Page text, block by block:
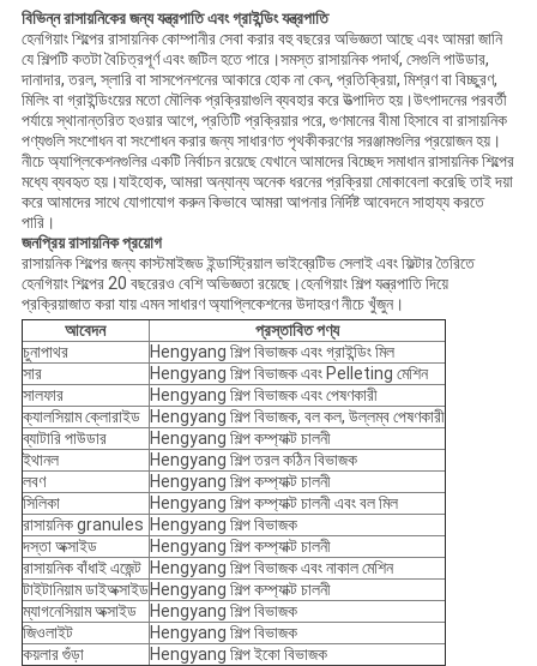
বিভিন্ন রাসায়নিকের জন্য যন্ত্রপাতি এবং গ্রাইন্ডিং যন্ত্রপাতি
হেনগিয়াং শিল্পের রাসায়নিক কোম্পানীর সেবা করার বহু বছরের অভিজ্ঞতা আছে এবং আমরা জানি
যে শিল্পটি কতটা বৈচিত্রপূর্ণ এবং জটিল হতে পারে।সমস্ত রাসায়নিক পদার্থ, সেগুলি পাউডার,
দানাদার, তরল, স্লারি বা সাসপেনশনের আকারে হোক না কেন, প্রতিক্রিয়া, মিশ্রণ বা বিচ্ছুরণ,
মিলিং বা গ্রাইন্ডিংয়ের মতো মৌলিক প্রক্রিয়াগুলি ব্যবহার করে উত্পাদিত হয়।উৎপাদনের পরবর্তী
পর্যায়ে স্থানান্তরিত হওয়ার আগে, প্রতিটি প্রক্রিয়ার পরে, গুণমানের বীমা হিসাবে বা রাসায়নিক
পণ্যগুলি সংশোধন বা সংশোধন করার জন্য সাধারণত পৃথকীকরণের সরঞ্জামগুলির প্রয়োজন হয়।
নীচে অ্যাপ্লিকেশনগুলির একটি নির্বাচন রয়েছে যেখানে আমাদের বিচ্ছেদ সমাধান রাসায়নিক শিল্পের
মধ্যে ব্যবহৃত হয়।যাইহোক, আমরা অন্যান্য অনেক ধরনের প্রক্রিয়া মোকাবেলা করেছি তাই দয়া
করে আমাদের সাথে যোগাযোগ করুন কিভাবে আমরা আপনার নির্দিষ্ট আবেদনে সাহায্য করতে
পারি।
জনপ্রিয় রাসায়নিক প্রয়োগ
রাসায়নিক শিল্পের জন্য কাস্টমাইজড ইন্ডাস্ট্রিয়াল ভাইব্রেটিভ সেলাই এবং ফিল্টার তৈরিতে
হেনগিয়াং শিল্পের 20 বছরেরও বেশি অভিজ্ঞতা রয়েছে।হেনগিয়াং শিল্প যন্ত্রপাতি দিয়ে
প্রক্রিয়াজাত করা যায় এমন সাধারণ অ্যাপ্লিকেশনের উদাহরণ নীচে খুঁজুন।
আবেদন
প্রস্তাবিত পণ্য
চুনাপাথর
Hengyang শিল্প বিভাজক এবং গ্রাইন্ডিং মিল
সার
Hengyang শিল্প বিভাজক এবং Pelleting মেশিন
সালফার
Hengyang শিল্প বিভাজক এবং পেষণকারী
ক্যালসিয়াম ক্লোরাইড
Hengyang শিল্প বিভাজক, বল কল, উল্লম্ব পেষণকারী
ব্যাটারি পাউডার
Hengyang শিল্প কম্প্যাক্ট চালনী
ইথানল
Hengyang শিল্প তরল কঠিন বিভাজক
লবণ
Hengyang শিল্প কম্প্যাক্ট চালনী
সিলিকা
Hengyang শিল্প কম্প্যাক্ট চালনী এবং বল মিল
রাসায়নিক granules Hengyang শিল্প বিভাজক
দস্তা অক্সাইড
Hengyang শিল্প কম্প্যাক্ট চালনী
রাসায়নিক বাঁধাই এজেন্ট Hengyang শিল্প বিভাজক এবং নাকাল মেশিন
টাইটানিয়াম ডাইঅক্সাইডHengyang শিল্প কম্প্যাক্ট চালনী
ম্যাগনেসিয়াম অক্সাইড
Hengyang শিল্প বিভাজক
জিওলাইট
Hengyang শিল্প বিভাজক
কয়লার গুঁড়া
Hengyang শিল্প ইকো বিভাজক